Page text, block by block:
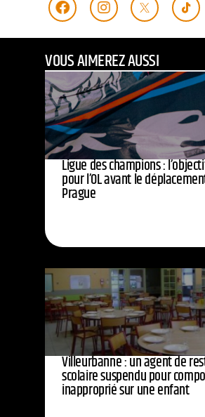
VOUS AIMEREZ AUSSI
Ligue des champions :
pour l’OL avant le
Prague
Villeurbanne : un agent de
scolaire suspendu pour
inapproprié sur une enfant